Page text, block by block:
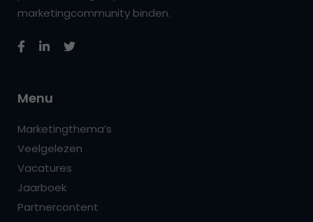
marketingcommunity binden.
Menu
Marketingthema’s
Veelgelezen
Vacatures
Jaarboek
Partnercontent